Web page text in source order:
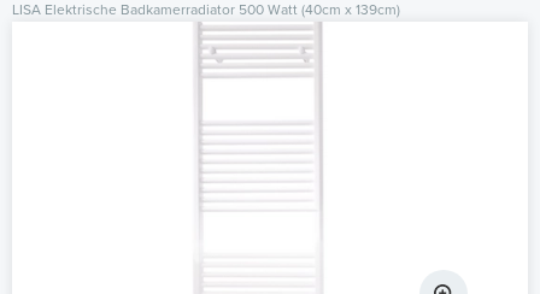
LISA Elektrische Badkamerradiator 500 Watt (40cm x 139cm)